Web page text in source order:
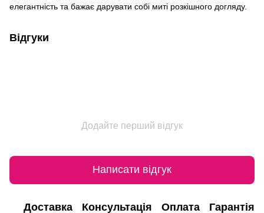
елегантність та бажає дарувати собі миті розкішного догляду.
Відгуки
Додайте перший відгук
Написати відгук
Доставка Консультація Оплата Гарантія